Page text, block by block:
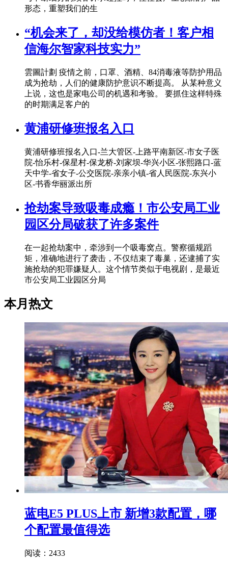
形态，重塑我们的生
“机会来了，却没给模仿者！客户相
信海尔智家科技实力”
雲圖計劃 疫情之前，口罩、酒精、84消毒液等防护用品
成为抢劫，人们的健康防护意识不断提高。 从某种意义
上说，这也是家电公司的机遇和考验。 要抓住这样特殊
的时期满足客户的
黄浦研修班报名入口
黄浦研修班报名入口-兰大管区-上路平南新区-市女子医
院-怡乐村-保星村-保龙桥-刘家坝-华兴小区-张熙路口-蓝
天中学-省女子-公交医院-亲亲小镇-省人民医院-东兴小
区-书香华丽派出所
抢劫案导致吸毒成瘾！市公安局工业
园区分局破获了许多案件
在一起抢劫案中，牵涉到一个吸毒窝点。警察循规蹈
矩，准确地进行了袭击，不仅结束了毒巢，还逮捕了实
施抢劫的犯罪嫌疑人。这个情节类似于电视剧，是最近
市公安局工业园区分局
本月热文
蓝电E5 PLUS上市 新增3款配置，哪
个配置最值得选
阅读：2433